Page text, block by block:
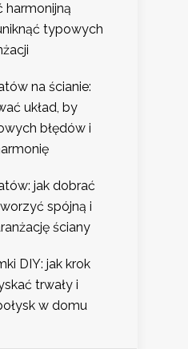
harmonijną
typowych
na ścianie:
układ, by
błędów i
jak dobrać
spójną i
ściany
DIY: jak krok
trwały i
w domu